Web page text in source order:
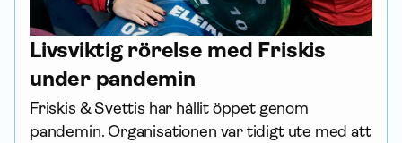
Livsviktig rörelse med Friskis
under pandemin
Friskis & Svettis har hållit öppet genom
pandemin. Organisationen var tidigt ute med att